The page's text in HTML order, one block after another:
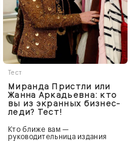
Тест
Миранда Пристли или
Жанна Аркадьевна: кто
вы из экранных бизнес-
леди? Тест!
Кто ближе вам —
руководительница издания